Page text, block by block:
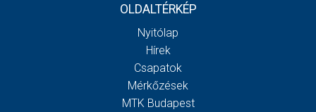
OLDALTÉRKÉP
Nyitólap
Hírek
Csapatok
Mérkőzések
MTK Budapest